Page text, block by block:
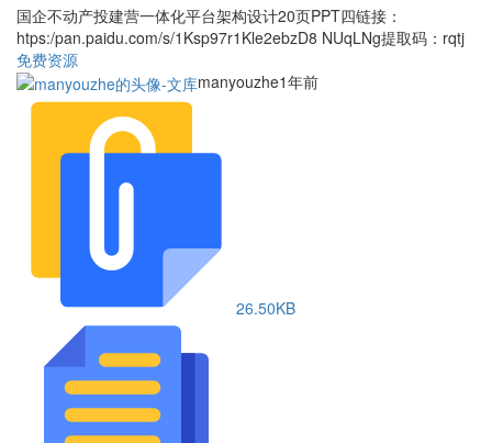
国企不动产投建营一体化平台架构设计20页PPT四链接：
htps:/pan.paidu.com/s/1Ksp97r1Kle2ebzD8 NUqLNg提取码：rqtj
免费资源
manyouzhe1年前
26.50KB